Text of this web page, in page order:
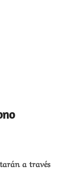
a través